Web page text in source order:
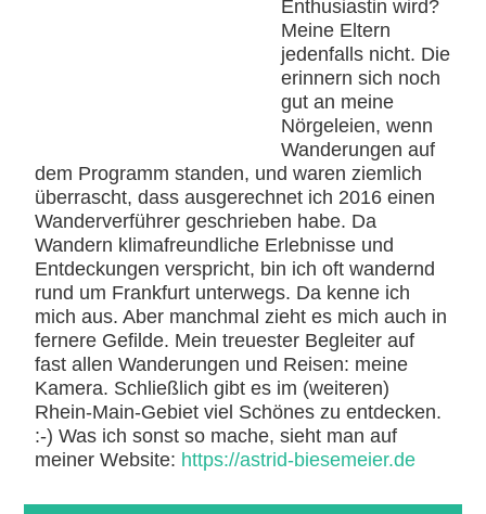
Enthusiastin wird?
Meine Eltern
jedenfalls nicht. Die
erinnern sich noch
gut an meine
Nörgeleien, wenn
Wanderungen auf
dem Programm standen, und waren ziemlich
überrascht, dass ausgerechnet ich 2016 einen
Wanderverführer geschrieben habe. Da
Wandern klimafreundliche Erlebnisse und
Entdeckungen verspricht, bin ich oft wandernd
rund um Frankfurt unterwegs. Da kenne ich
mich aus. Aber manchmal zieht es mich auch in
fernere Gefilde. Mein treuester Begleiter auf
fast allen Wanderungen und Reisen: meine
Kamera. Schließlich gibt es im (weiteren)
Rhein-Main-Gebiet viel Schönes zu entdecken.
:-) Was ich sonst so mache, sieht man auf
meiner Website: https://astrid-biesemeier.de